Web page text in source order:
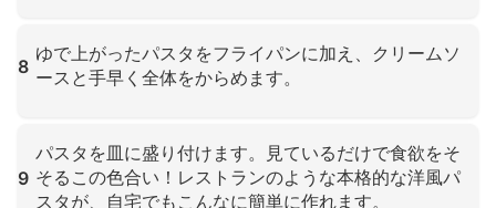
8
ゆで上がったパスタをフライパンに加え、クリームソ
ースと手早く全体をからめます。
9
パスタを皿に盛り付けます。見ているだけで食欲をそ
そるこの色合い！レストランのような本格的な洋風パ
スタが、自宅でもこんなに簡単に作れます。